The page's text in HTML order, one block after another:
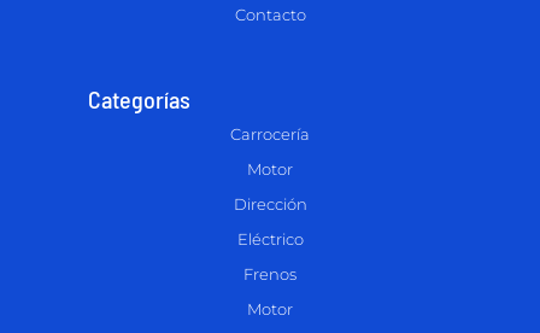
Contacto
Categorías
Carrocería
Motor
Dirección
Eléctrico
Frenos
Motor